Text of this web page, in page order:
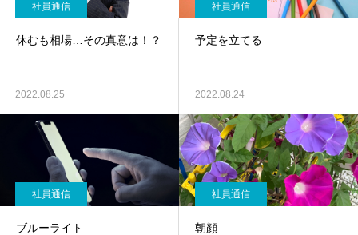
社員通信
休むも相場…その真意は！？
2022.08.25
社員通信
予定を立てる
2022.08.24
社員通信
ブルーライト
社員通信
朝顔